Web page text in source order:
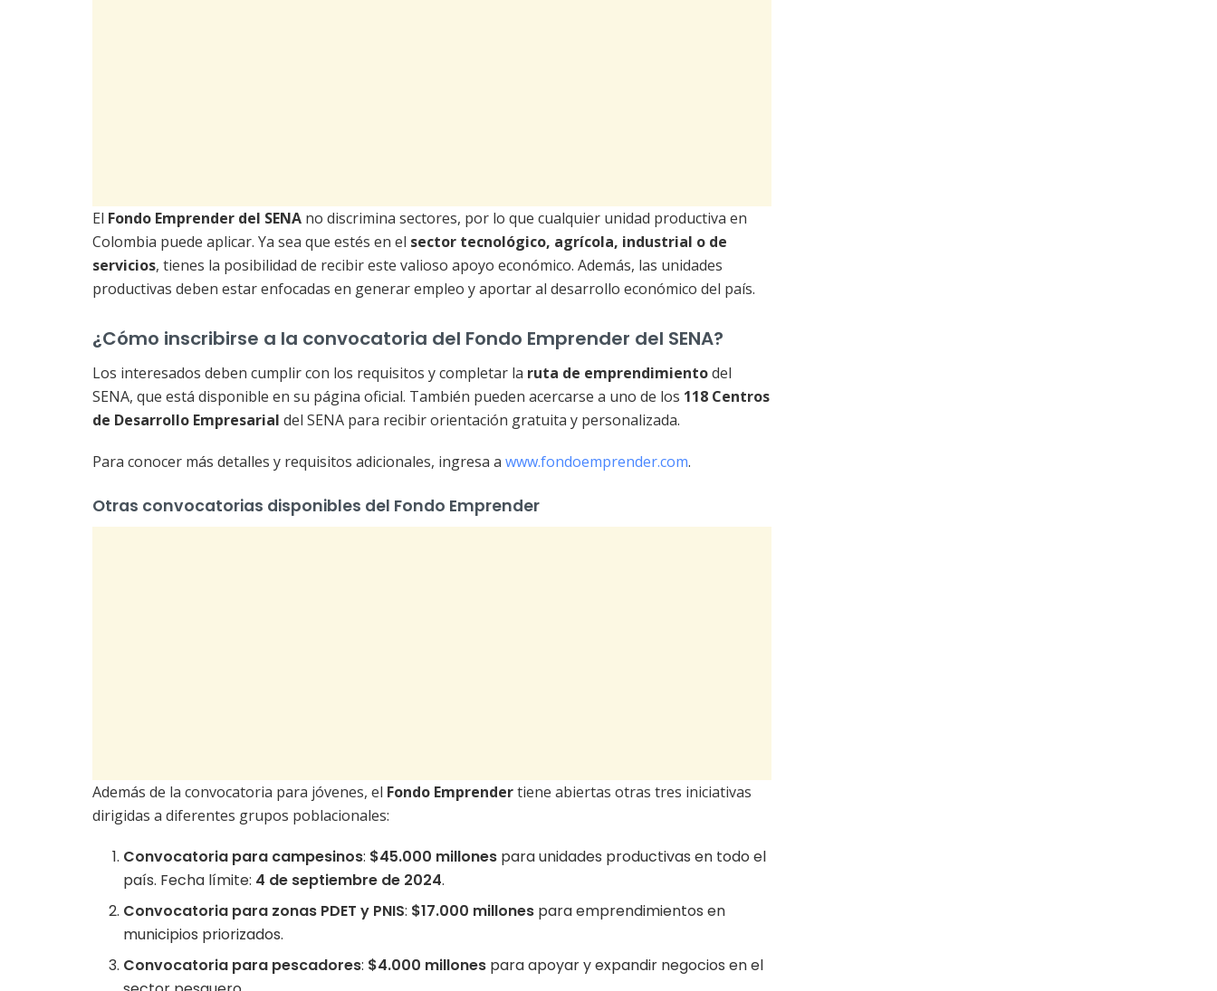
El Fondo Emprender del SENA no discrimina sectores, por lo que cualquier unidad productiva en
Colombia puede aplicar. Ya sea que estés en el sector tecnológico, agrícola, industrial o de
servicios, tienes la posibilidad de recibir este valioso apoyo económico. Además, las unidades
productivas deben estar enfocadas en generar empleo y aportar al desarrollo económico del país.
¿Cómo inscribirse a la convocatoria del Fondo Emprender del SENA?
Los interesados deben cumplir con los requisitos y completar la ruta de emprendimientodel
SENA, que está disponible en su página oficial. También pueden acercarse a uno de los 118 Centros
de Desarrollo Empresarial del SENA para recibir orientación gratuita y personalizada.
Para conocer más detalles y requisitos adicionales, ingresa a www.fondoemprender.com.
Otras convocatorias disponibles del Fondo Emprender
Además de la convocatoria para jóvenes, el Fondo Emprendertiene abiertas otras tres iniciativas
dirigidas a diferentes grupos poblacionales:
Convocatoria para campesinos: $45.000 millones para unidades productivas en todo el
país. Fecha límite: 4 de septiembre de 2024.
Convocatoria para zonas PDET y PNIS: $17.000 millones para emprendimientos en
municipios priorizados.
Convocatoria para pescadores: $4.000 millones para apoyar y expandir negocios en el